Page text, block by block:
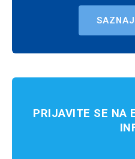
PRIJAVITE SE NA